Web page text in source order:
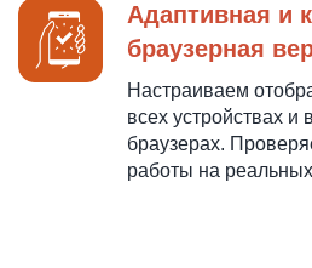
Адаптивная и
браузерная
Настраиваем
всех устройствах и
браузерах.
работы на